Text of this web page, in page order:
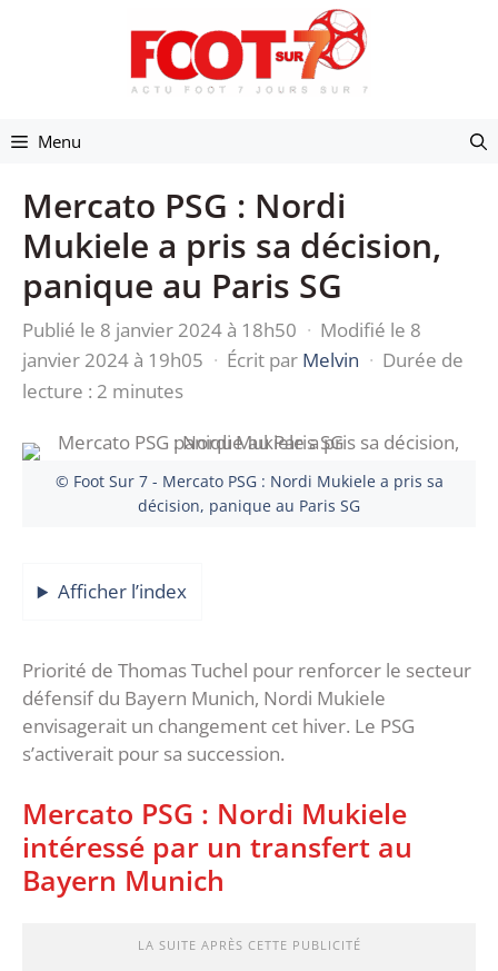
Menu
Mercato PSG : Nordi
Mukiele a pris sa décision,
panique au Paris SG
Publié le 8 janvier 2024 à 18h50 · Modifié le 8
janvier 2024 à 19h05 · Écrit par Melvin · Durée de
lecture : 2 minutes
© Foot Sur 7 - Mercato PSG : Nordi Mukiele a pris sa
décision, panique au Paris SG
Afficher l’index
Priorité de Thomas Tuchel pour renforcer le secteur
défensif du Bayern Munich, Nordi Mukiele
envisagerait un changement cet hiver. Le PSG
s’activerait pour sa succession.
Mercato PSG : Nordi Mukiele
intéressé par un transfert au
Bayern Munich
LA SUITE APRÈS CETTE PUBLICITÉ